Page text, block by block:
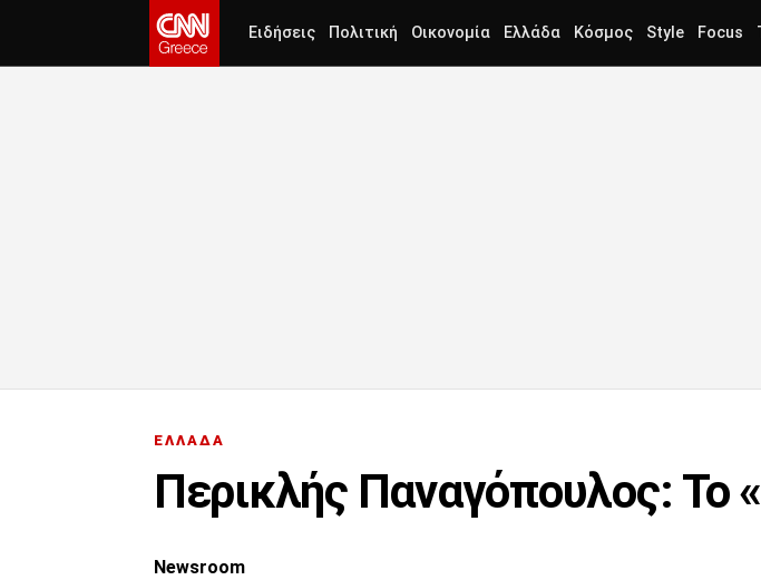
Ειδήσεις Πολιτική Οικονομία Ελλάδα Κόσμος Style Focus
ΕΛΛΑΔΑ
Περικλής Παναγόπουλος: Το
Newsroom